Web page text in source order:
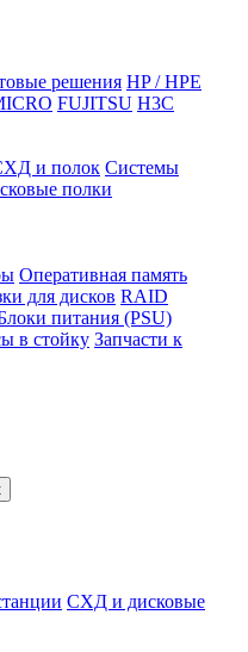
решения HP / HPE
FUJITSU H3C
и полок Системы
полки
Оперативная память
для дисков RAID
питания (PSU)
в стойку Запчасти к
СХД и дисковые